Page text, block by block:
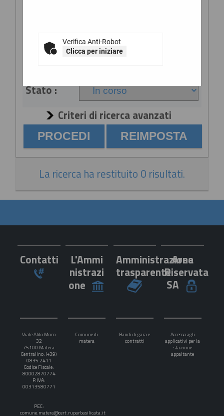
Verifica Anti-Robot
Clicca per iniziare
Titolo :
Stato :
Criteri di ricerca avanzati
La ricerca ha restituito 0 risultati.
Contatti L'Ammi
nistrazi
one
Amministrazione
trasparente
Area
Riservata
SA
Viale Aldo Moro
32
75100 Matera
Centralino: (+39)
0835 2411
Codice Fiscale:
80002870774
P.IVA:
00313580771
PEC:
comune.matera@cert.ruparbasilicata.it
Comune di
matera
Bandi di gara e
contratti
Accesso agli
applicativi per la
stazione
appaltante